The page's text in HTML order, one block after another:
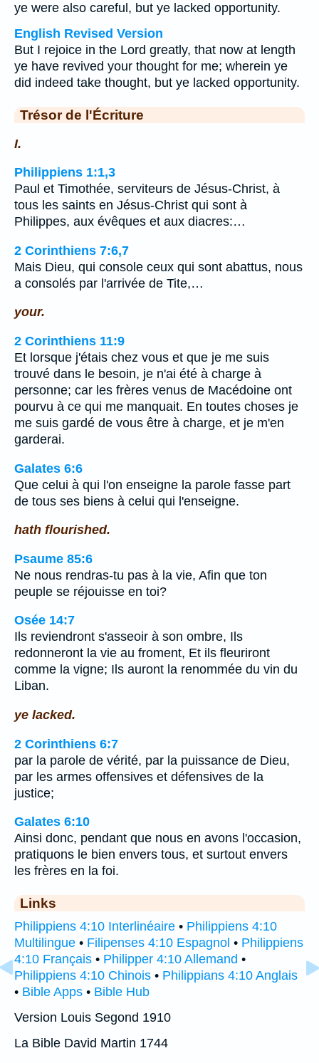
ye were also careful, but ye lacked opportunity.
English Revised Version
But I rejoice in the Lord greatly, that now at length
ye have revived your thought for me; wherein ye
did indeed take thought, but ye lacked opportunity.
Trésor de l'Écriture
I.
Philippiens 1:1,3
Paul et Timothée, serviteurs de Jésus-Christ, à
tous les saints en Jésus-Christ qui sont à
Philippes, aux évêques et aux diacres:…
2 Corinthiens 7:6,7
Mais Dieu, qui console ceux qui sont abattus, nous
a consolés par l'arrivée de Tite,…
your.
2 Corinthiens 11:9
Et lorsque j'étais chez vous et que je me suis
trouvé dans le besoin, je n'ai été à charge à
personne; car les frères venus de Macédoine ont
pourvu à ce qui me manquait. En toutes choses je
me suis gardé de vous être à charge, et je m'en
garderai.
Galates 6:6
Que celui à qui l'on enseigne la parole fasse part
de tous ses biens à celui qui l'enseigne.
hath flourished.
Psaume 85:6
Ne nous rendras-tu pas à la vie, Afin que ton
peuple se réjouisse en toi?
Osée 14:7
Ils reviendront s'asseoir à son ombre, Ils
redonneront la vie au froment, Et ils fleuriront
comme la vigne; Ils auront la renommée du vin du
Liban.
ye lacked.
2 Corinthiens 6:7
par la parole de vérité, par la puissance de Dieu,
par les armes offensives et défensives de la
justice;
Galates 6:10
Ainsi donc, pendant que nous en avons l'occasion,
pratiquons le bien envers tous, et surtout envers
les frères en la foi.
Links
Philippiens 4:10 Interlinéaire • Philippiens 4:10
Multilingue • Filipenses 4:10 Espagnol • Philippiens
4:10 Français • Philipper 4:10 Allemand •
Philippiens 4:10 Chinois • Philippians 4:10 Anglais
• Bible Apps • Bible Hub
Version Louis Segond 1910
La Bible David Martin 1744